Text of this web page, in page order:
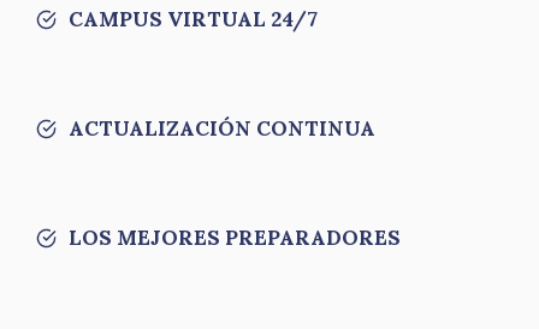
CAMPUS VIRTUAL 24/7
ACTUALIZACIÓN CONTINUA
LOS MEJORES PREPARADORES